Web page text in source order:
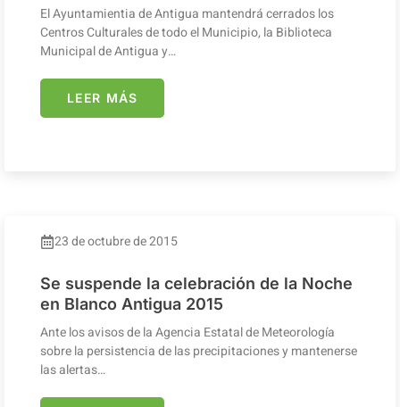
El Ayuntamientia de Antigua mantendrá cerrados los
Centros Culturales de todo el Municipio, la Biblioteca
Municipal de Antigua y…
LEER MÁS
23 de octubre de 2015
Se suspende la celebración de la Noche
en Blanco Antigua 2015
Ante los avisos de la Agencia Estatal de Meteorología
sobre la persistencia de las precipitaciones y mantenerse
las alertas…